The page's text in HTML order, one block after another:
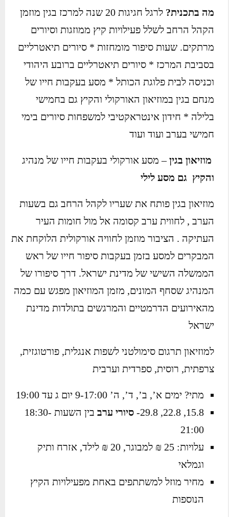
מה בתכנית?
לרגל חגיגות 20 שנה למרכז בגין מוזמן
הקהל הרחב לשלל פעילויות קיץ ממוזגות וסיורים
מרתקים. שעות סיפור מומחזות * סיורים תיאטרליים
בסביבת המרכז * סיורים תיאטרליים ברובע היהודי
וכניסה לבית פלוגת הכותל * מסע בעקבות חייו של
מנחם בגין במוזיאון האורקולי והקיץ גם בחמישי
בלילה * חידון אינטראקטיבי למשפחות סיורים בימי
חמישי בערב ועוד ועוד
מוזיאון בגין– מסע אורקולי בעקבות חייו של מנהיג
והקיץ גם מסע לילי
מוזיאון בגין פותח את שעריו לקהל הרחב גם בשעות
הערב , לחווית ערב קסומה אל מול חומות העיר
העתיקה . הציבור מוזמן לחוויה אורקולית הלוקחת את
המבקרים למסע בזמן בעקבות סיפור חייו של ראש
הממשלה השישי של מדינת ישראל. דרך סיפורו של
המנהיג שסחף המונים, מזמן המוזיאון מפגש עם כמה
מהאירועים הדרמטיים והמרגשים בתולדות מדינת
ישראל
למוזיאון תרגום סימולטני לשפות אנגלית, פורטוגזית,
צרפתית, רוסית, ספרדית וערבית
מתי? ימים א’, ב’, ד’, ה’ 9-17:00 יום ג עד 19:00
15.8, 22.8, 29.8-
סיורי ערב
בין השעות 18:30-
21:00
עלויות: 25 ₪ למבוגר, 20 ₪ לילד, אזרח ותיק
וגמלאי
מחיר מוזל למשתתפים באחת מפעילויות הקיץ
הנוספות